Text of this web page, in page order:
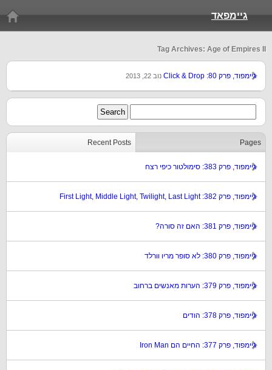
גיימפאד
Tag Archives: Age of Empires II
גיימפוד, פרק 80: Click & Drop נוב 22, 2013
Recent Posts Pages
גיימפוד, פרק 383: סימולטור כיפי רצח
גיימפוד, פרק 382: First Light, Middle Light, Twilight, Last Light
גיימפוד, פרק 381: האם זה סורה?
גיימפוד, פרק 380: לא סופר מריו וורלד
גיימפוד, פרק 379: הערות מאנשים ברחוב
גיימפוד, פרק 378: הודים
גיימפוד, פרק 377: החיים הם Iron Man